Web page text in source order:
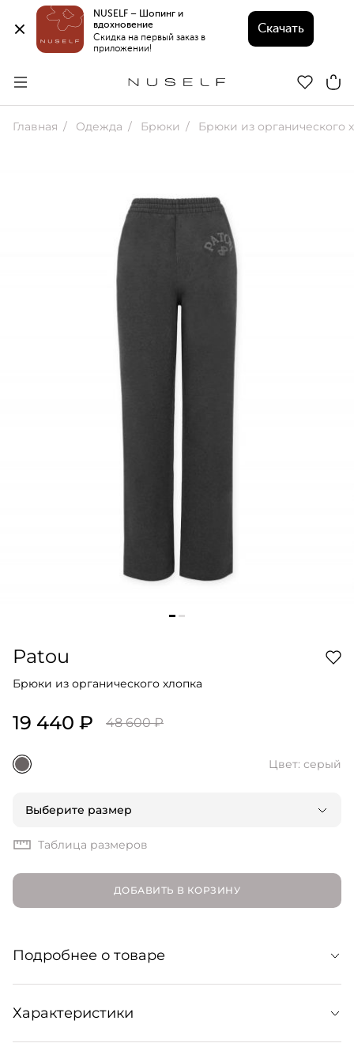
NUSELF – Шопинг и
вдохновение
Скидка на первый заказ в
приложении!
Скачать
Главная Одежда Брюки Брюки из органического
Patou
Брюки из органического хлопка
19 440 ₽ 48 600 ₽
Цвет: серый
Выберите размер
Таблица размеров
ДОБАВИТЬ В КОРЗИНУ
Подробнее о товаре
Базовые спортивные брюки из оранического хлопка с
вышивкой-букле в виде логотипа Patou. Образуют
Характеристики